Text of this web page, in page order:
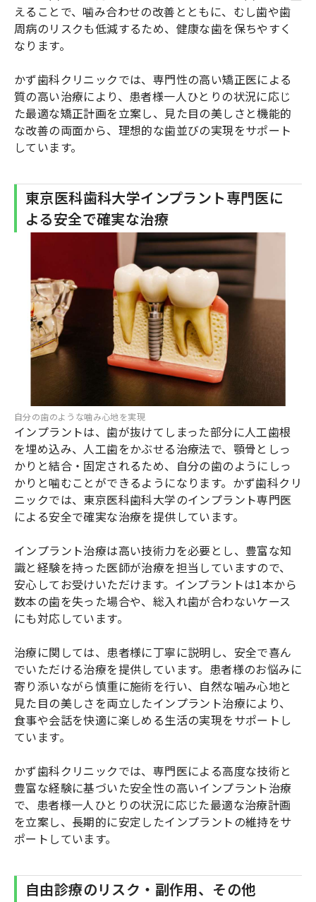
えることで、噛み合わせの改善とともに、むし歯や歯
周病のリスクも低減するため、健康な歯を保ちやすく
なります。
かず歯科クリニックでは、専門性の高い矯正医による
質の高い治療により、患者様一人ひとりの状況に応じ
た最適な矯正計画を立案し、見た目の美しさと機能的
な改善の両面から、理想的な歯並びの実現をサポート
しています。
東京医科歯科大学インプラント専門医に
よる安全で確実な治療
自分の歯のような噛み心地を実現
インプラントは、歯が抜けてしまった部分に人工歯根
を埋め込み、人工歯をかぶせる治療法で、顎骨としっ
かりと結合・固定されるため、自分の歯のようにしっ
かりと噛むことができるようになります。かず歯科クリ
ニックでは、東京医科歯科大学のインプラント専門医
による安全で確実な治療を提供しています。
インプラント治療は高い技術力を必要とし、豊富な知
識と経験を持った医師が治療を担当していますので、
安心してお受けいただけます。インプラントは1本から
数本の歯を失った場合や、総入れ歯が合わないケース
にも対応しています。
治療に関しては、患者様に丁寧に説明し、安全で喜ん
でいただける治療を提供しています。患者様のお悩みに
寄り添いながら慎重に施術を行い、自然な噛み心地と
見た目の美しさを両立したインプラント治療により、
食事や会話を快適に楽しめる生活の実現をサポートし
ています。
かず歯科クリニックでは、専門医による高度な技術と
豊富な経験に基づいた安全性の高いインプラント治療
で、患者様一人ひとりの状況に応じた最適な治療計画
を立案し、長期的に安定したインプラントの維持をサ
ポートしています。
自由診療のリスク・副作用、その他